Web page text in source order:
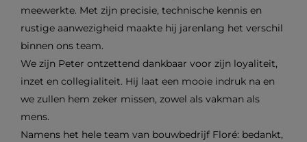
meewerkte. Met zijn precisie, technische kennis en
rustige aanwezigheid maakte hij jarenlang het verschil
binnen ons team.
We zijn Peter ontzettend dankbaar voor zijn loyaliteit,
inzet en collegialiteit. Hij laat een mooie indruk na en
we zullen hem zeker missen, zowel als vakman als
mens.
Namens het hele team van bouwbedrijf Floré: bedankt,